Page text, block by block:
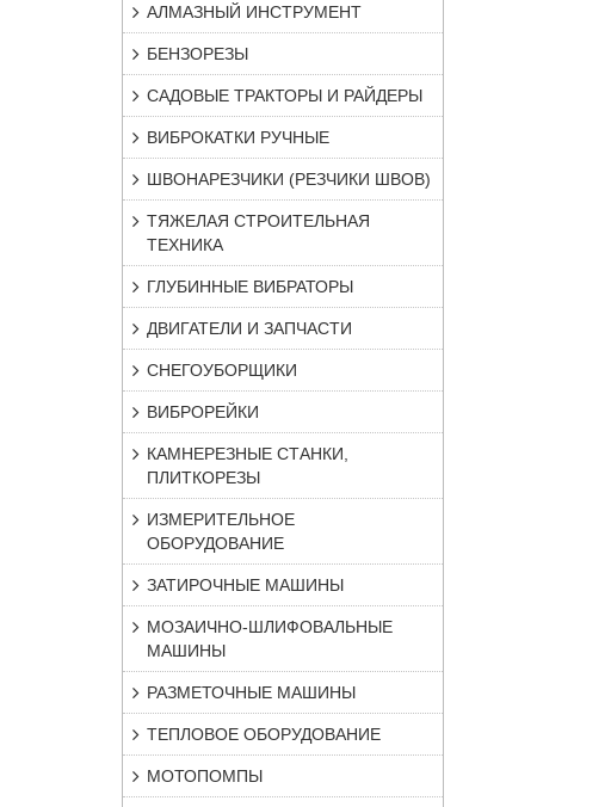
АЛМАЗНЫЙ ИНСТРУМЕНТ
БЕНЗОРЕЗЫ
САДОВЫЕ ТРАКТОРЫ И РАЙДЕРЫ
ВИБРОКАТКИ РУЧНЫЕ
ШВОНАРЕЗЧИКИ (РЕЗЧИКИ ШВОВ)
ТЯЖЕЛАЯ СТРОИТЕЛЬНАЯ
ТЕХНИКА
ГЛУБИННЫЕ ВИБРАТОРЫ
ДВИГАТЕЛИ И ЗАПЧАСТИ
СНЕГОУБОРЩИКИ
ВИБРОРЕЙКИ
КАМНЕРЕЗНЫЕ СТАНКИ,
ПЛИТКОРЕЗЫ
ИЗМЕРИТЕЛЬНОЕ
ОБОРУДОВАНИЕ
ЗАТИРОЧНЫЕ МАШИНЫ
МОЗАИЧНО-ШЛИФОВАЛЬНЫЕ
МАШИНЫ
РАЗМЕТОЧНЫЕ МАШИНЫ
ТЕПЛОВОЕ ОБОРУДОВАНИЕ
МОТОПОМПЫ